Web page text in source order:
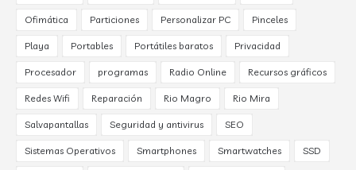
Ofimática Particiones Personalizar PC Pinceles
Playa Portables Portátiles baratos Privacidad
Procesador programas Radio Online Recursos gráficos
Redes Wifi Reparación Rio Magro Rio Mira
Salvapantallas Seguridad y antivirus SEO
Sistemas Operativos Smartphones Smartwatches SSD